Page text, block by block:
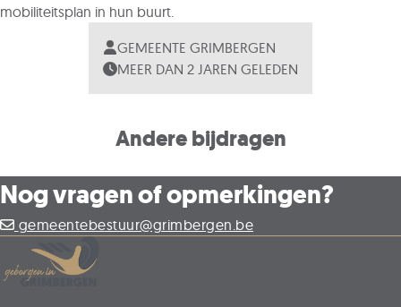
mobiliteitsplan in hun buurt.
GEMEENTE GRIMBERGEN
MEER DAN 2 JAREN GELEDEN
Andere bijdragen
Nog vragen of opmerkingen?
gemeentebestuur@grimbergen.be